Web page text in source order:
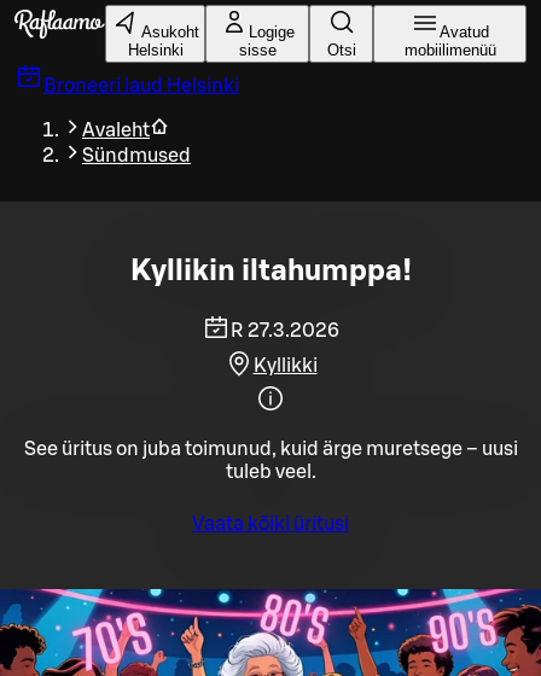
Liigu peamise sisu juurde
Asukoht
Helsinki
Logige
sisse
Otsi
Avatud
mobiilimenüü
Broneeri laud Helsinki
Avaleht
Sündmused
Kyllikin iltahumppa!
R 27.3.2026
Kyllikki
See üritus on juba toimunud, kuid ärge muretsege – uusi
tuleb veel.
Vaata kõiki üritusi